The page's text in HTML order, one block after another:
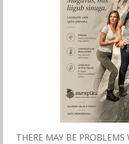
THERE MAY BE
LISA OSTUKORVI
Villased voodriga